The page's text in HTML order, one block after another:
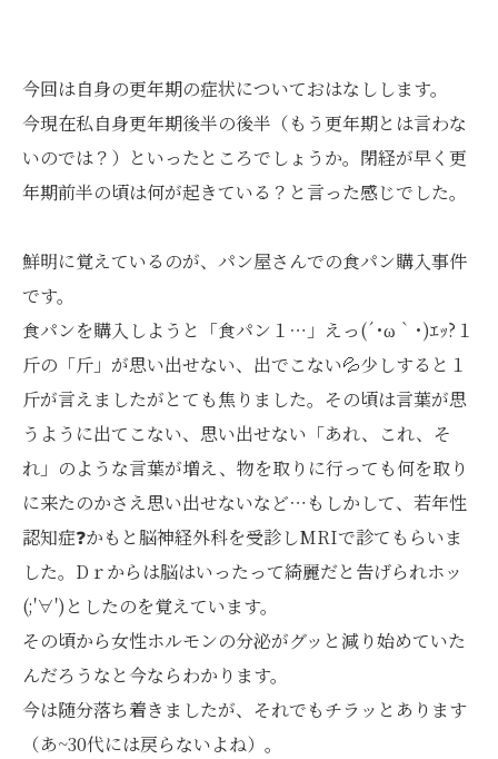
今回は自身の更年期の症状についておはなしします。
今現在私自身更年期後半の後半（もう更年期とは言わな
いのでは？）といったところでしょうか。閉経が早く更
年期前半の頃は何が起きている？と言った感じでした。
鮮明に覚えているのが、パン屋さんでの食パン購入事件
です。
食パンを購入しようと「食パン１⋯」えっ(´･ω｀･)ｴｯ?１
斤の「斤」が思い出せない、出でこない💦少しすると１
斤が言えましたがとても焦りました。その頃は言葉が思
うように出てこない、思い出せない「あれ、これ、そ
れ」のような言葉が増え、物を取りに行っても何を取り
に来たのかさえ思い出せないなど⋯もしかして、若年性
認知症❓かもと脳神経外科を受診しMRIで診てもらいま
した。Dｒからは脳はいったって綺麗だと告げられホッ
(;'∀')としたのを覚えています。
その頃から女性ホルモンの分泌がグッと減り始めていた
んだろうなと今ならわかります。
今は随分落ち着きましたが、それでもチラッとあります
（あ~30代には戻らないよね）。